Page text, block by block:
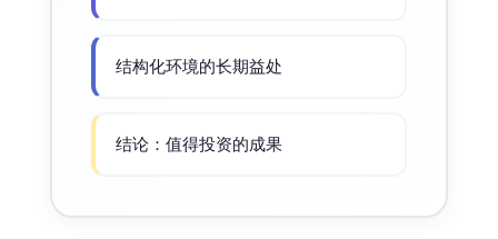
结构化环境的长期益处
结论：值得投资的成果